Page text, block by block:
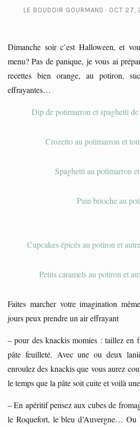
LE BOUDOIR GOURMAND OCT 27,
Dimanche soir c’est Halloween, et
menu? Pas de panique, je vous ai
recettes bien orange, au potiron,
effrayantes…
Dip de potimarron et spaghetti
Crozetto au potimarron et
Spaghetti au potimarron
Pain brioche au
Cupcakes épicés au potiron et
Petits caramels au potiron et
Faites marcher votre imagination
jours peux prendre un air effrayant
– pour des knackis momies : taillez en
pâte feuilleté. Avec une ou deux
enroulez des knackis que vous aurez
le temps que la pâte soit cuite et voilà
– En apéritif pensez aux cubes de
le Roquefort, le bleu d’Auvergne…